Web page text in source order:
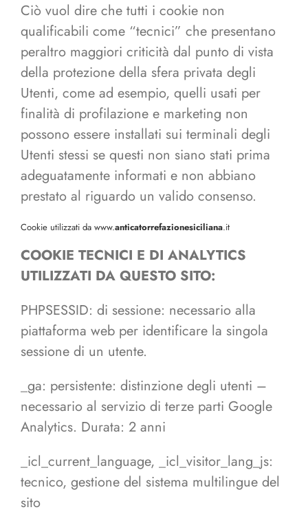
Ciò vuol dire che tutti i cookie non
qualificabili come “tecnici” che presentano
peraltro maggiori criticità dal punto di vista
della protezione della sfera privata degli
Utenti, come ad esempio, quelli usati per
finalità di profilazione e marketing non
possono essere installati sui terminali degli
Utenti stessi se questi non siano stati prima
adeguatamente informati e non abbiano
prestato al riguardo un valido consenso.
Cookie utilizzati da www.anticatorrefazionesiciliana.it
COOKIE TECNICI E DI ANALYTICS
UTILIZZATI DA QUESTO SITO:
PHPSESSID: di sessione: necessario alla
piattaforma web per identificare la singola
sessione di un utente.
_ga: persistente: distinzione degli utenti –
necessario al servizio di terze parti Google
Analytics. Durata: 2 anni
_icl_current_language, _icl_visitor_lang_js:
tecnico, gestione del sistema multilingue del
sito